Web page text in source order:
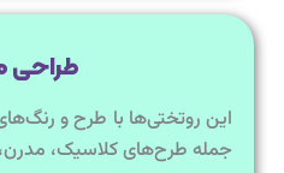
طراحی
این روتختی‌ها با طرح‌ و
جمله طرح‌های کلاسیک،